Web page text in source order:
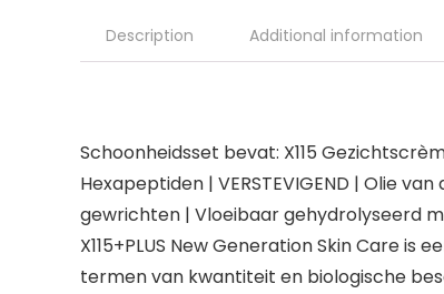
Description Additional information
Schoonheidsset bevat: X115
Hexapeptiden | VERSTEVIGEND | Olie
gewrichten | Vloeibaar gehydrolyseerd
X115+PLUS New Generation Skin Care
termen van kwantiteit en biologische